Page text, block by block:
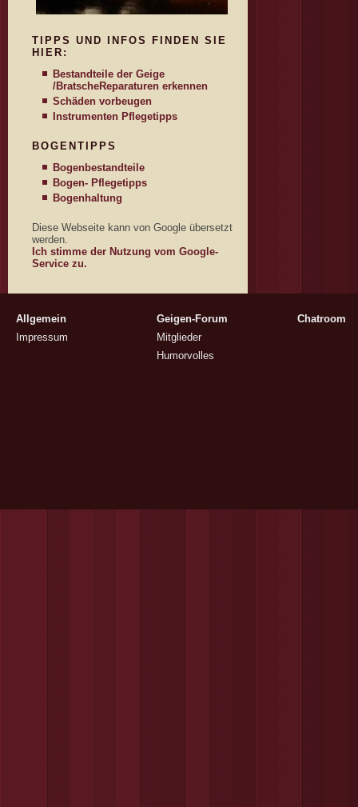
TIPPS UND INFOS FINDEN SIE
HIER:
Bestandteile der Geige
/BratscheReparaturen erkennen
Schäden vorbeugen
Instrumenten Pflegetipps
BOGENTIPPS
Bogenbestandteile
Bogen- Pflegetipps
Bogenhaltung
Diese Webseite kann von Google übersetzt
werden.
Ich stimme der Nutzung vom Google-
Service zu.
Allgemein
Impressum
Geigen-Forum
Mitglieder
Humorvolles
Chatroom